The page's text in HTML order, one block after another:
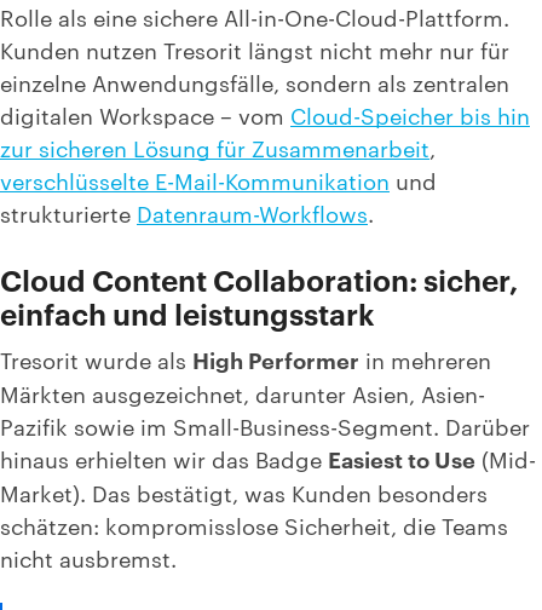
Rolle als eine sichere All-in-One-Cloud-Plattform.
Kunden nutzen Tresorit längst nicht mehr nur für
einzelne Anwendungsfälle, sondern als zentralen
digitalen Workspace – vom Cloud-Speicher bis hin
zur sicheren Lösung für Zusammenarbeit,
verschlüsselte E-Mail-Kommunikation und
strukturierte Datenraum-Workflows.
Cloud Content Collaboration: sicher,
einfach und leistungsstark
Tresorit wurde als High Performer in mehreren
Märkten ausgezeichnet, darunter Asien, Asien-
Pazifik sowie im Small-Business-Segment. Darüber
hinaus erhielten wir das Badge Easiest to Use (Mid-
Market). Das bestätigt, was Kunden besonders
schätzen: kompromisslose Sicherheit, die Teams
nicht ausbremst.